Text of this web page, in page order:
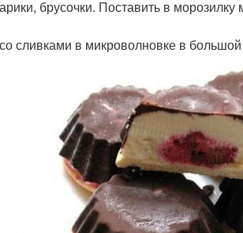
брусочки. Поставить в морозилку
сливками в микроволновке в